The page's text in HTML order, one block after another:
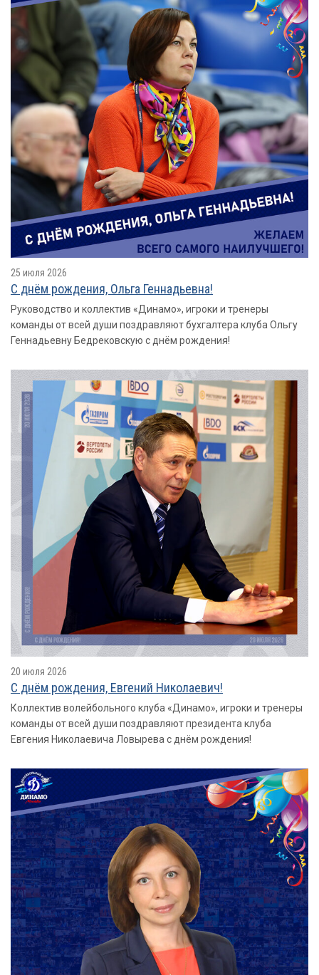
25 июля 2026
С днём рождения, Ольга Геннадьевна!
Руководство и коллектив «Динамо», игроки и тренеры
команды от всей души поздравляют бухгалтера клуба Ольгу
Геннадьевну Бедрековскую с днём рождения!
20 июля 2026
С днём рождения, Евгений Николаевич!
Коллектив волейбольного клуба «Динамо», игроки и тренеры
команды от всей души поздравляют президента клуба
Евгения Николаевича Ловырева с днём рождения!